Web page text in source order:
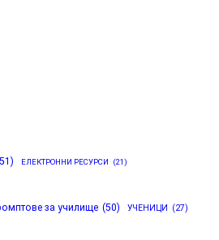
ЕЛЕКТРОННИ РЕСУРСИ (21)
за училище (50) УЧЕНИЦИ (27)